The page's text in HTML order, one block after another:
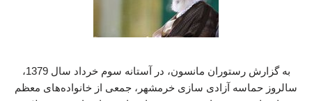
به گزارش رستوران مانسون، در آستانه سوم خرداد سال 1379،
سالروز حماسه آزادی سازی خرمشهر، جمعی از خانواده‌های معظم